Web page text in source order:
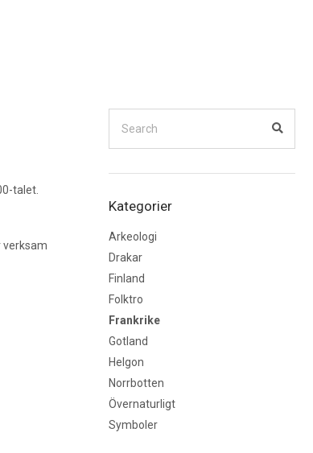
talet.
verksam
r
o
a
c
Kategorier
Arkeologi
Drakar
Finland
Folktro
Frankrike
Gotland
Helgon
Norrbotten
Övernaturligt
Symboler